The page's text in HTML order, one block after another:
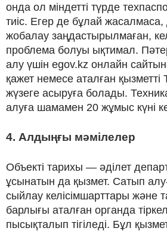
онда ол міндетті түрде
тиіс. Егер де бұлай жасалмаса,
жобалау заңдастырылмаған,
проблема болуы ықтимал.
алу үшін egov.kz онлайн
қажет немесе аталған
жүзеге асыруға болады.
алуға шамамен 20 жұмыс күні
4. Алдыңғы мәмілелер
Объекті тарихы — әділет
ұсынатын да қызмет. Сатып
сыйлау келісімшарттары және
барлығы аталған органда
пысықталып тігіледі. Бұл